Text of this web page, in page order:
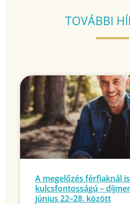
TOVÁBBI
A megelőzés férfiaknál is
kulcsfontosságú –
június 22–28. között